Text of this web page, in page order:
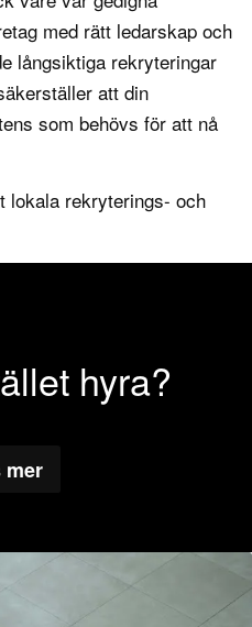
med rätt ledarskap och
långsiktiga rekryteringar
att din
som behövs för att nå
lokala rekryterings- och
hyra?
mer